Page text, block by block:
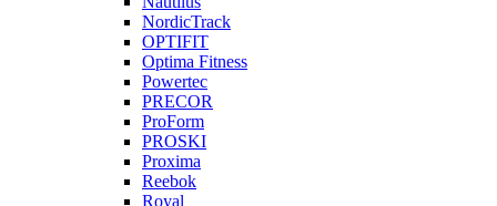
NordicTrack
OPTIFIT
Optima Fitness
Powertec
PRECOR
ProForm
PROSKI
Proxima
Reebok
Royal